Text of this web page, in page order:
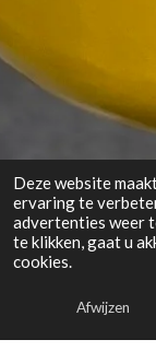
Deze website
ervaring te
advertenties weer
te klikken, gaat u
cookies.
Afwijzen